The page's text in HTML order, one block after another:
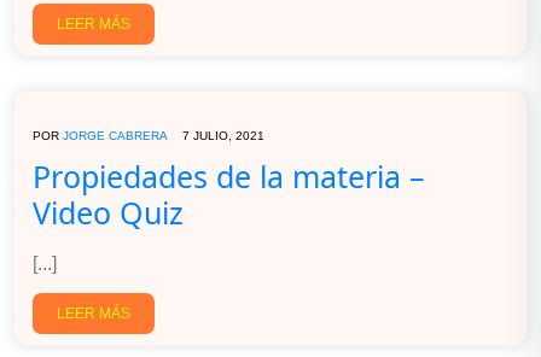
LEER MÁS
POR JORGE CABRERA 7 JULIO, 2021
Propiedades de la materia –
Video Quiz
[...]
LEER MÁS